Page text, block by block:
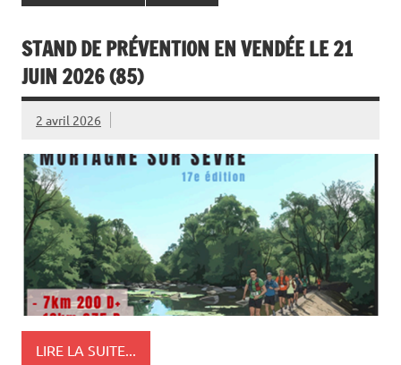
STAND DE PRÉVENTION EN VENDÉE LE 21
JUIN 2026 (85)
2 avril 2026
LIRE LA SUITE...